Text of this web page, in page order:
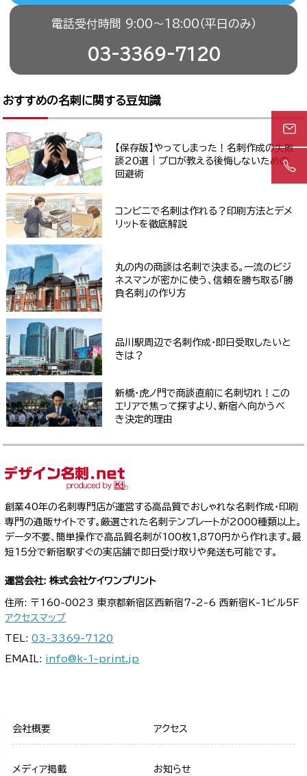
電話受付時間 9:00〜18:00（平日のみ）
03-3369-7120
おすすめの名刺に関する豆知識
【保存版】やってしまった！名刺作成の失敗
談20選｜プロが教える後悔しないための
回避術
コンビニで名刺は作れる？印刷方法とデメ
リットを徹底解説
丸の内の商談は名刺で決まる。一流のビジ
ネスマンが密かに使う、信頼を勝ち取る「勝
負名刺」の作り方
品川駅周辺で名刺作成・即日受取したいと
きは？
新橋・虎ノ門で商談直前に名刺切れ！この
エリアで焦って探すより、新宿へ向かうべ
き決定的理由
創業40年の名刺専門店が運営する高品質でおしゃれな名刺作成・印刷
専門の通販サイトです。厳選された名刺テンプレートが2000種類以上。
データ不要、簡単操作で高品質名刺が100枚1,870円から作れます。最
短15分で新宿駅すぐの実店舗で即日受け取りや発送も可能です。
運営会社: 株式会社ケイワンプリント
住所: 〒160-0023 東京都新宿区西新宿7-2-6 西新宿K-1ビル5F
アクセスマップ
TEL:03-3369-7120
EMAIL: info@k-1-print.jp
会社概要 アクセス
メディア掲載 お知らせ